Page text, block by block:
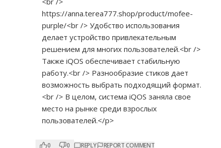
https://anna.terea777.shop/product/mofee-
purple/<br /> Удобство использования
делает устройство привлекательным
решением для многих пользователей.<br />
Также iQOS обеспечивает стабильную
работу.<br /> Разнообразие стиков дает
возможность выбрать подходящий формат.
<br /> В целом, система iQOS заняла свое
место на рынке среди взрослых
пользователей.</p>
0 0 REPLY REPORT COMMENT